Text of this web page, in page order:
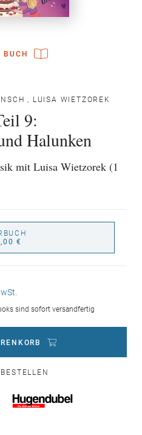
BUCH
, LUISA WIETZOREK
9:
Halunken
mit Luisa Wietzorek (1
€
sind sofort versandfertig